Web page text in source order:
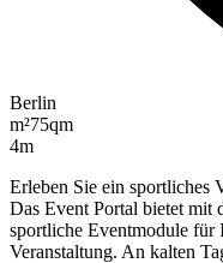
Berlin
m²75qm
4m
Erleben Sie ein sportliches
Das Event Portal bietet mit
sportliche Eventmodule für
Veranstaltung. An kalten